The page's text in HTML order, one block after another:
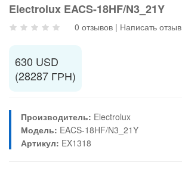
Electrolux EACS-18HF/N3_21Y
0 отзывов | Написать отзыв
630 USD
(28287 ГРН)
Производитель: Electrolux
Модель: EACS-18HF/N3_21Y
Артикул: EX1318